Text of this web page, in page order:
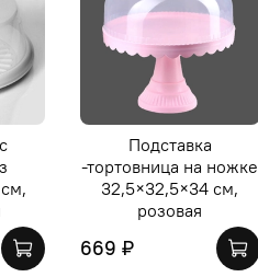
Подставка
-тортовница на ножке
32,5×32,5×34 см,
розовая
669 ₽